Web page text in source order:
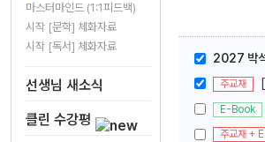
마스터마인드 (1:1피드백)
시작 [문학] 체화자료
시작 [독서] 체화자료
선생님 새소식
클린 수강평
2027 박
주교재
E-Book
주교재 +